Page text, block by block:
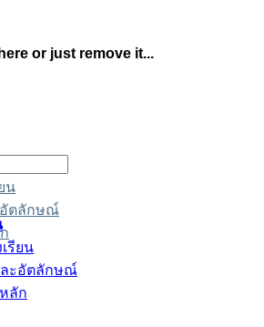
or just remove it...
น
ตลักษณ์
รียน
ะอัตลักษณ์
ลัก